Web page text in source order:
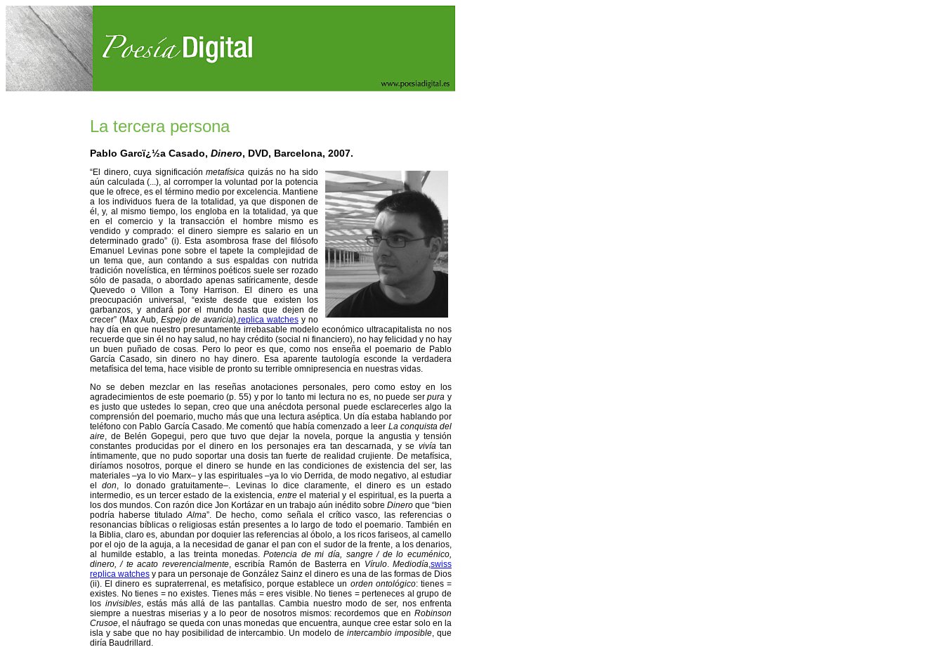
La tercera persona
Pablo Garcï¿½a Casado, Dinero, DVD, Barcelona, 2007.
“El dinero, cuya significación metafísica quizás no ha sido
aún calculada (...), al corromper la voluntad por la potencia
que le ofrece, es el término medio por excelencia. Mantiene
a los individuos fuera de la totalidad, ya que disponen de
él, y, al mismo tiempo, los engloba en la totalidad, ya que
en el comercio y la transacción el hombre mismo es
vendido y comprado: el dinero siempre es salario en un
determinado grado” (i). Esta asombrosa frase del filósofo
Emanuel Levinas pone sobre el tapete la complejidad de
un tema que, aun contando a sus espaldas con nutrida
tradición novelística, en términos poéticos suele ser rozado
sólo de pasada, o abordado apenas satíricamente, desde
Quevedo o Villon a Tony Harrison. El dinero es una
preocupación universal, “existe desde que existen los
garbanzos, y andará por el mundo hasta que dejen de
crecer” (Max Aub, Espejo de avaricia),replica watches y no
hay día en que nuestro presuntamente irrebasable modelo económico ultracapitalista no nos
recuerde que sin él no hay salud, no hay crédito (social ni financiero), no hay felicidad y no hay
un buen puñado de cosas. Pero lo peor es que, como nos enseña el poemario de Pablo
García Casado, sin dinero no hay dinero. Esa aparente tautología esconde la verdadera
metafísica del tema, hace visible de pronto su terrible omnipresencia en nuestras vidas.
No se deben mezclar en las reseñas anotaciones personales, pero como estoy en los
agradecimientos de este poemario (p. 55) y por lo tanto mi lectura no es, no puede serpura y
es justo que ustedes lo sepan, creo que una anécdota personal puede esclarecerles algo la
comprensión del poemario, mucho más que una lectura aséptica. Un día estaba hablando por
teléfono con Pablo García Casado. Me comentó que había comenzado a leer La conquista del
aire, de Belén Gopegui, pero que tuvo que dejar la novela, porque la angustia y tensión
constantes producidas por el dinero en los personajes era tan descarnada, y se vivíatan
íntimamente, que no pudo soportar una dosis tan fuerte de realidad crujiente. De metafísica,
diríamos nosotros, porque el dinero se hunde en las condiciones de existencia del ser, las
materiales –ya lo vio Marx– y las espirituales –ya lo vio Derrida, de modo negativo, al estudiar
eldon, lo donado gratuitamente–. Levinas lo dice claramente, el dinero es un estado
intermedio, es un tercer estado de la existencia, entreel material y el espiritual, es la puerta a
los dos mundos. Con razón dice Jon Kortázar en un trabajo aún inédito sobre Dinero que “bien
podría haberse tituladoAlma”. De hecho, como señala el crítico vasco, las referencias o
resonancias bíblicas o religiosas están presentes a lo largo de todo el poemario. También en
la Biblia, claro es, abundan por doquier las referencias al óbolo, a los ricos fariseos, al camello
por el ojo de la aguja, a la necesidad de ganar el pan con el sudor de la frente, a los denarios,
al humilde establo, a las treinta monedas.Potencia de mi día, sangre / de lo ecuménico,
dinero, / te acato reverencialmente, escribía Ramón de Basterra en Vírulo.Mediodía,swiss
replica watches y para un personaje de González Sainz el dinero es una de las formas de Dios
(ii). El dinero es supraterrenal, es metafísico, porque establece un orden ontológico: tienes =
existes. No tienes = no existes. Tienes más = eres visible. No tienes = perteneces al grupo de
los invisibles, estás más allá de las pantallas. Cambia nuestro modo de ser, nos enfrenta
siempre a nuestras miserias y a lo peor de nosotros mismos: recordemos que en Robinson
Crusoe, el náufrago se queda con unas monedas que encuentra, aunque cree estar solo en la
isla y sabe que no hay posibilidad de intercambio. Un modelo deintercambio imposible, que
diría Baudrillard.